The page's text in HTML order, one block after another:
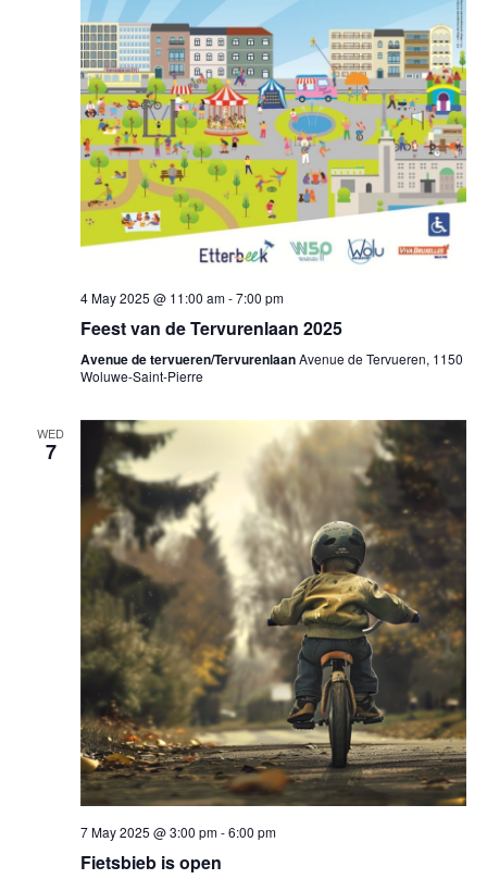
4 May 2025 @ 11:00 am-7:00 pm
Feest van de Tervurenlaan 2025
Avenue de tervueren/TervurenlaanAvenue de Tervueren, 1150
Woluwe-Saint-Pierre
WED
7
7 May 2025 @ 3:00 pm-6:00 pm
Fietsbieb is open